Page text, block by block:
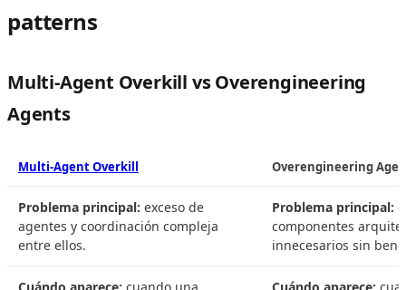
patterns
Multi-Agent Overkill vs Overengineering
Agents
Multi-Agent Overkill Overengineering
Problema principal: exceso de
agentes y coordinación compleja
entre ellos.
Problema principal:
componentes
innecesarios sin